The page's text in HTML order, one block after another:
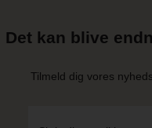
Det kan blive
Tilmeld dig vores